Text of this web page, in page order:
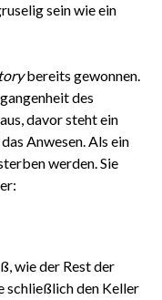
sein wie ein
bereits gewonnen.
des
davor steht ein
Anwesen. Als ein
werden. Sie
wie der Rest der
schließlich den Keller